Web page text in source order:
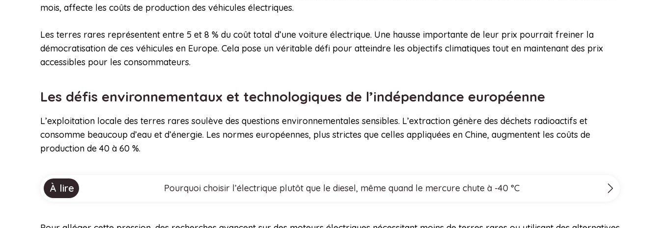
mois, affecte les coûts de production des véhicules électriques.
Les terres rares représentent entre 5 et 8 % du coût total d’une voiture électrique. Une hausse importante de leur prix pourrait freiner la
démocratisation de ces véhicules en Europe. Cela pose un véritable défi pour atteindre les objectifs climatiques tout en maintenant des prix
accessibles pour les consommateurs.
Les défis environnementaux et technologiques de l’indépendance européenne
L’exploitation locale des terres rares soulève des questions environnementales sensibles. L’extraction génère des déchets radioactifs et
consomme beaucoup d’eau et d’énergie. Les normes européennes, plus strictes que celles appliquées en Chine, augmentent les coûts de
production de 40 à 60 %.
À lire Pourquoi choisir l’électrique plutôt que le diesel, même quand le mercure chute à -40 °C